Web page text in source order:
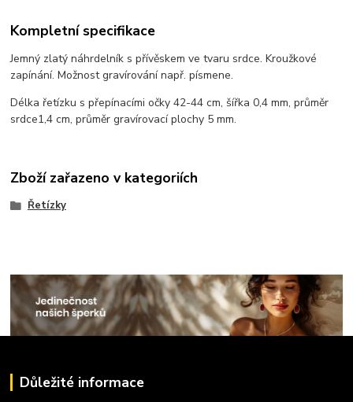
Kompletní specifikace
Jemný zlatý náhrdelník s přívěskem ve tvaru srdce. Kroužkové
zapínání. Možnost gravírování např. písmene.
Délka řetízku s přepínacími očky 42-44 cm, šířka 0,4 mm, průměr
srdce1,4 cm, průměr gravírovací plochy 5 mm.
Zboží zařazeno v kategoriích
Řetízky
Důležité informace